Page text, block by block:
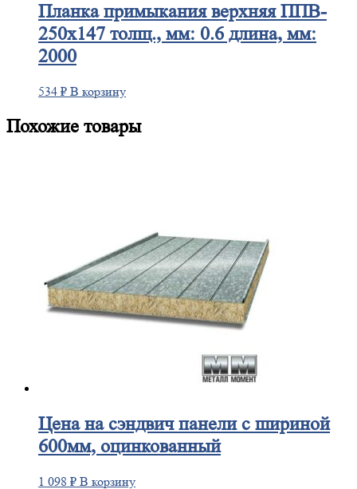
Планкапримыкания верхняя ППВ-
250х147 толщ., мм: 0.6 длина, мм:
2000
534 ₽ В корзину
Похожие товары
Ценана сэндвич панели с шириной
600мм, оцинкованный
1 098 ₽ В корзину